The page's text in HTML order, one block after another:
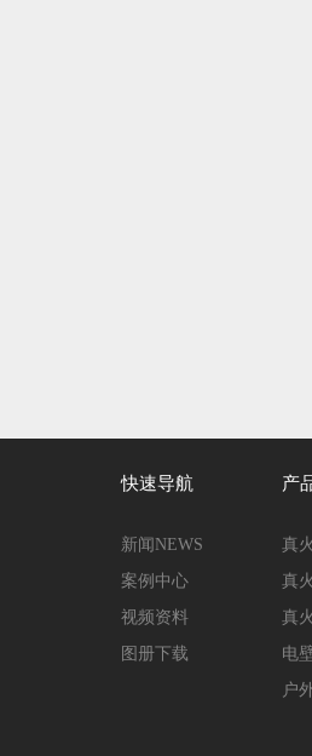
快速导航
新闻NEWS
案例中心
视频资料
图册下载
产
真
真
真
电
户